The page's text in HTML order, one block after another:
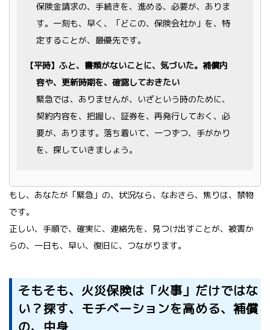
保険金請求の、手続きを、進める、必要が、ありま
す。一刻も、早く、「どこの、保険会社か」を、特
定することが、最優先です。
【平時】ふと、書類がないことに、気づいた。補償内
容や、更新時期を、確認しておきたい
緊急では、ありませんが、いざという時のために、
契約内容を、把握し、証券を、再発行しておく、必
要が、あります。落ち着いて、一つずつ、手がかり
を、探していきましょう。
もし、あなたが「緊急」の、状況なら、なおさら、焦りは、禁物
です。
正しい、手順で、確実に、連絡先を、見つけ出すことが、被害か
らの、一日も、早い、復旧に、つながります。
そもそも、火災保険は「火事」だけではな
い？探す、モチベーションを高める、補償
の、中身